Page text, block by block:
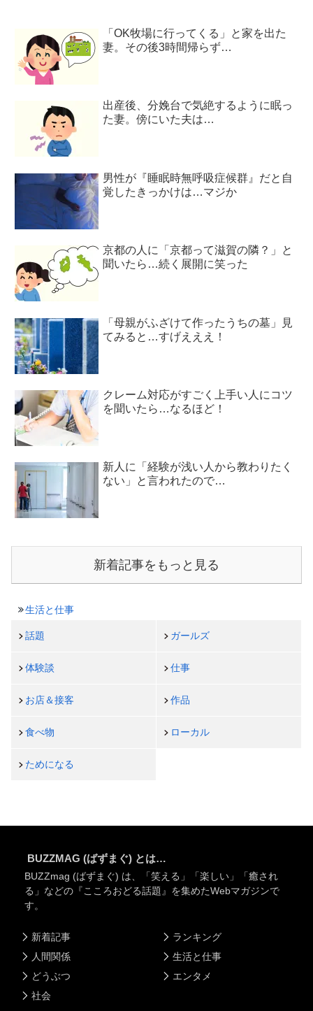
「OK牧場に行ってくる」と家を出た
妻。その後3時間帰らず…
出産後、分娩台で気絶するように眠っ
た妻。傍にいた夫は…
男性が『睡眠時無呼吸症候群』だと自
覚したきっかけは…マジか
京都の人に「京都って滋賀の隣？」と
聞いたら…続く展開に笑った
「母親がふざけて作ったうちの墓」見
てみると…すげえええ！
クレーム対応がすごく上手い人にコツ
を聞いたら…なるほど！
新人に「経験が浅い人から教わりたく
ない」と言われたので…
新着記事をもっと見る
生活と仕事
話題 ガールズ
体験談 仕事
お店＆接客 作品
食べ物 ローカル
ためになる
BUZZMAG (ばずまぐ) とは…
BUZZmag (ばずまぐ) は、「笑える」「楽しい」「癒され
る」などの『こころおどる話題』を集めたWebマガジンで
す。
新着記事
人間関係
どうぶつ
社会
ランキング
生活と仕事
エンタメ